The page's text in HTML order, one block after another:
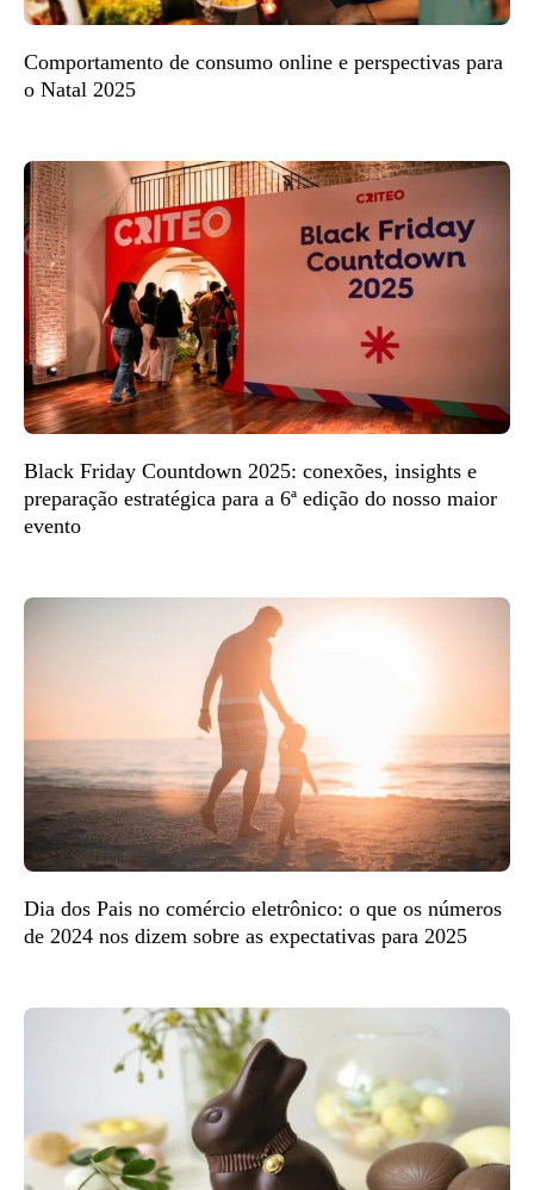
Comportamento de consumo online e perspectivas para
o Natal 2025
Black Friday Countdown 2025: conexões, insights e
preparação estratégica para a 6ª edição do nosso maior
evento
Dia dos Pais no comércio eletrônico: o que os números
de 2024 nos dizem sobre as expectativas para 2025